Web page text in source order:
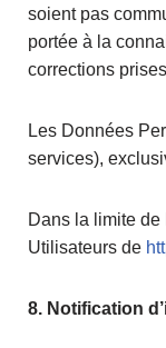
soient pas
portée à la
corrections
Les Données
services),
Dans la limite
Utilisateurs de
8. Notification